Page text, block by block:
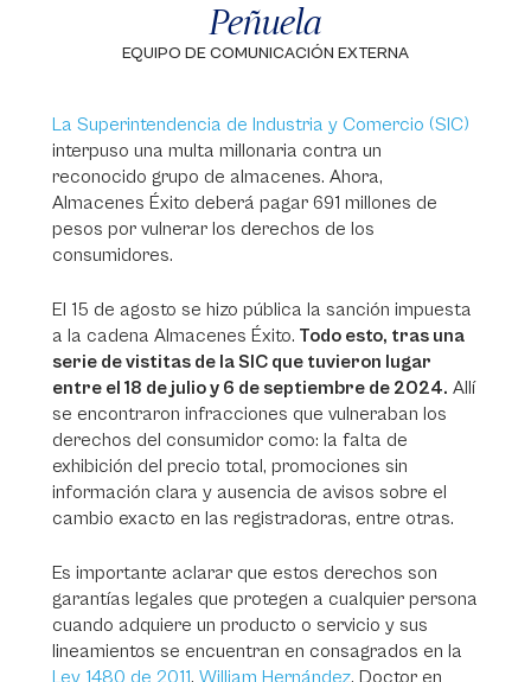
Peñuela
EQUIPO DE COMUNICACIÓN EXTERNA
La Superintendencia de Industria y Comercio (SIC)
interpuso una multa millonaria contra un
reconocido grupo de almacenes. Ahora,
Almacenes Éxito deberá pagar 691 millones de
pesos por vulnerar los derechos de los
consumidores.
El 15 de agosto se hizo pública la sanción impuesta
a la cadena Almacenes Éxito. Todo esto, tras una
serie de vistitas de la SIC que tuvieron lugar
entre el 18 de julio y 6 de septiembre de 2024. Allí
se encontraron infracciones que vulneraban los
derechos del consumidor como: la falta de
exhibición del precio total, promociones sin
información clara y ausencia de avisos sobre el
cambio exacto en las registradoras, entre otras.
Es importante aclarar que estos derechos son
garantías legales que protegen a cualquier persona
cuando adquiere un producto o servicio y sus
lineamientos se encuentran en consagrados en la
Ley 1480 de 2011. William Hernández, Doctor en